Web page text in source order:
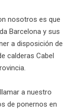
nosotros es que
Barcelona y sus
a disposición de
calderas Cabel
a nuestro
de ponernos en